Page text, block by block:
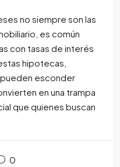
no siempre son las
es común
con tasas de interés
hipotecas,
esconder
en una trampa
que quienes buscan
0